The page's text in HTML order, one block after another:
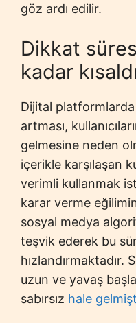
göz ardı edilir.
Dikkat
kadar
Dijital
artması,
gelmesine neden
içerikle karşılaşan
verimli kullanmak
karar verme
sosyal medya
teşvik ederek bu
hızlandırmaktadır.
uzun ve yavaş
sabırsız hale